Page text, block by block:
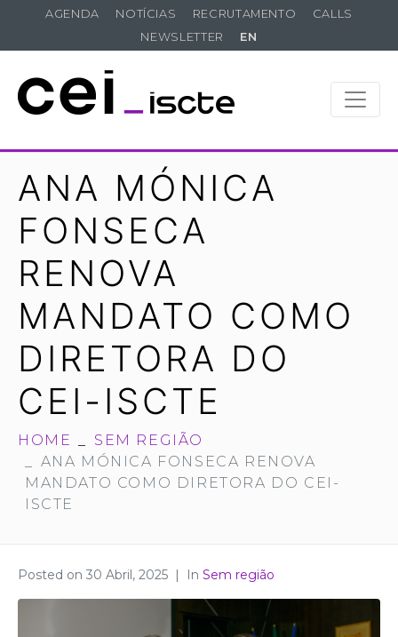
AGENDA NOTÍCIAS RECRUTAMENTO
CALLS
NEWSLETTER
EN
ANA MÓNICA
FONSECA
RENOVA
MANDATO COMO
DIRETORA DO
CEI-ISCTE
HOME
SEM REGIÃO
ANA MÓNICA FONSECA RENOVA
MANDATO COMO DIRETORA DO CEI-
ISCTE
Posted on 30 Abril, 2025 In Sem região